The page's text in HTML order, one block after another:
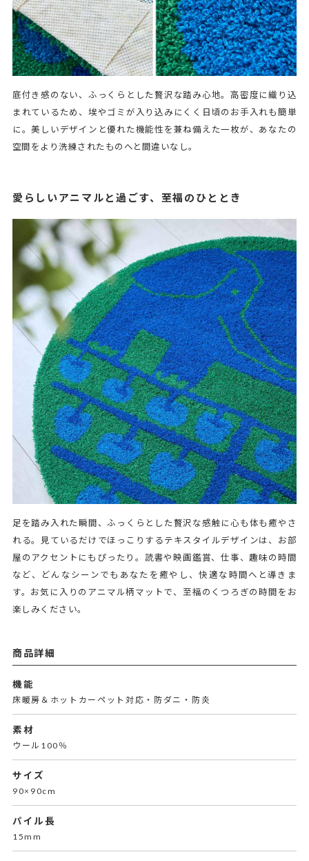
底付き感のない、ふっくらとした贅沢な踏み心地。高密度に織り込
まれているため、埃やゴミが入り込みにくく日頃のお手入れも簡単
に。美しいデザインと優れた機能性を兼ね備えた一枚が、あなたの
空間をより洗練されたものへと間違いなし。
愛らしいアニマルと過ごす、至福のひととき
足を踏み入れた瞬間、ふっくらとした贅沢な感触に心も体も癒やさ
れる。見ているだけでほっこりするテキスタイルデザインは、お部
屋のアクセントにもぴったり。読書や映画鑑賞、仕事、趣味の時間
など、どんなシーンでもあなたを癒やし、快適な時間へと導きま
す。お気に入りのアニマル柄マットで、至福のくつろぎの時間をお
楽しみください。
商品詳細
機能
床暖房＆ホットカーペット対応・防ダニ・防炎
素材
ウール100％
サイズ
90×90cm
パイル長
15mm